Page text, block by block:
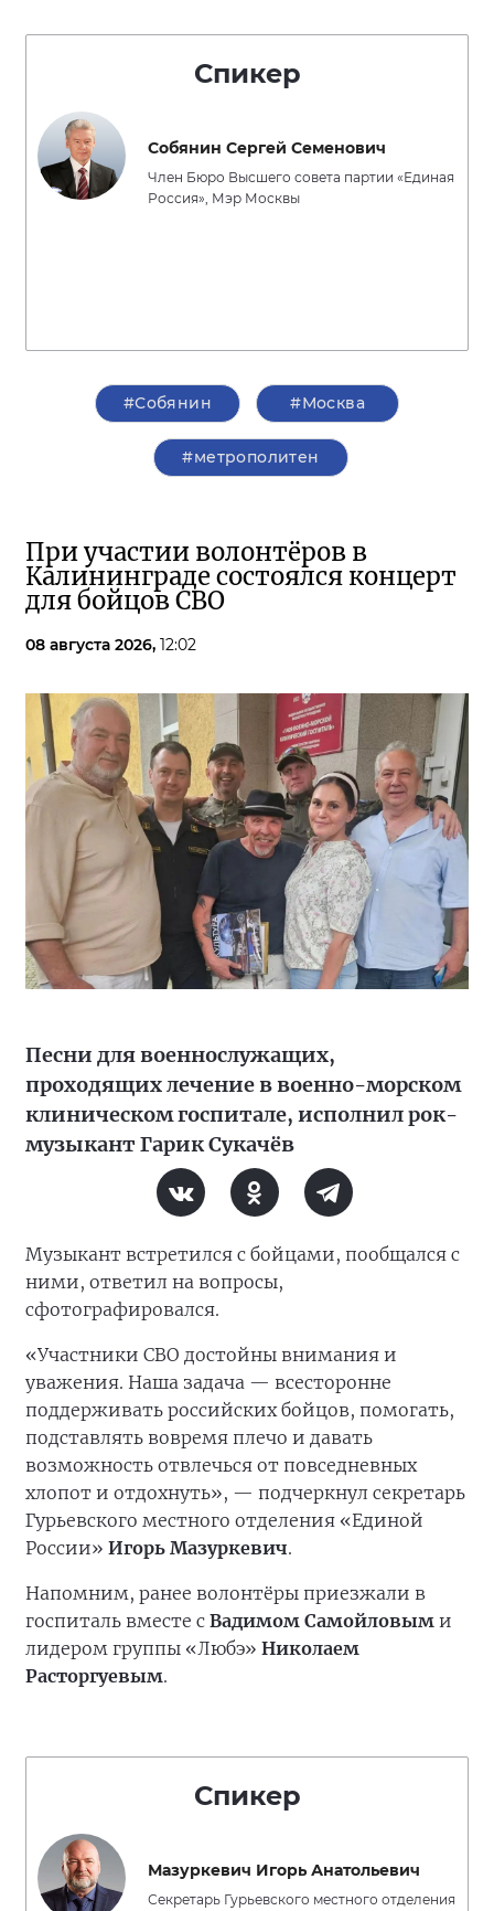
Спикер
Собянин Сергей Семенович
Член Бюро Высшего совета партии «Единая
Россия», Мэр Москвы
#Собянин #Москва
#метрополитен
При участии волонтёров в
Калининграде состоялся концерт
для бойцов СВО
08 августа 2026, 12:02
Песни для военнослужащих,
проходящих лечение в военно-морском
клиническом госпитале, исполнил рок-
музыкант Гарик Сукачёв
Музыкант встретился с бойцами, пообщался с
ними, ответил на вопросы,
сфотографировался.
«Участники СВО достойны внимания и
уважения. Наша задача — всесторонне
поддерживать российских бойцов, помогать,
подставлять вовремя плечо и давать
возможность отвлечься от повседневных
хлопот и отдохнуть», — подчеркнул секретарь
Гурьевского местного отделения «Единой
России» Игорь Мазуркевич.
Напомним, ранее волонтёры приезжали в
госпиталь вместе с Вадимом Самойловым и
лидером группы «Любэ» Николаем
Расторгуевым.
Спикер
Мазуркевич Игорь Анатольевич
Секретарь Гурьевского местного отделения